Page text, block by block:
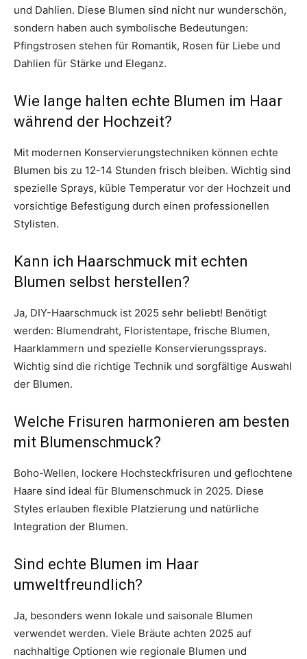
und Dahlien. Diese Blumen sind nicht nur wunderschön,
sondern haben auch symbolische Bedeutungen:
Pfingstrosen stehen für Romantik, Rosen für Liebe und
Dahlien für Stärke und Eleganz.
Wie lange halten echte Blumen im Haar
während der Hochzeit?
Mit modernen Konservierungstechniken können echte
Blumen bis zu 12-14 Stunden frisch bleiben. Wichtig sind
spezielle Sprays, küble Temperatur vor der Hochzeit und
vorsichtige Befestigung durch einen professionellen
Stylisten.
Kann ich Haarschmuck mit echten
Blumen selbst herstellen?
Ja, DIY-Haarschmuck ist 2025 sehr beliebt! Benötigt
werden: Blumendraht, Floristentape, frische Blumen,
Haarklammern und spezielle Konservierungssprays.
Wichtig sind die richtige Technik und sorgfältige Auswahl
der Blumen.
Welche Frisuren harmonieren am besten
mit Blumenschmuck?
Boho-Wellen, lockere Hochsteckfrisuren und geflochtene
Haare sind ideal für Blumenschmuck in 2025. Diese
Styles erlauben flexible Platzierung und natürliche
Integration der Blumen.
Sind echte Blumen im Haar
umweltfreundlich?
Ja, besonders wenn lokale und saisonale Blumen
verwendet werden. Viele Bräute achten 2025 auf
nachhaltige Optionen wie regionale Blumen und